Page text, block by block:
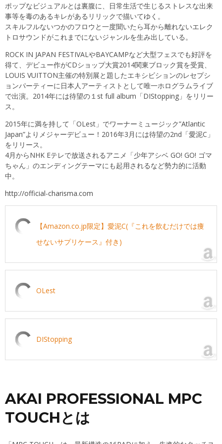
ポップなビジュアルとは裏腹に、日常生活で生じるストレスな出来
事等を毒のあるキレがあるリリックで描いてゆく。
スキルフルないつかのフロウと一度聞いたら耳から離れないエレク
トロサウンドがこれまでにないジャンルを生み出している。
ROCK IN JAPAN FESTIVALやBAYCAMPなど大型フェスでも好評を
得て、デビュー作がCDショップ大賞2014関東ブロック賞を受賞、
LOUIS VUITTON主催の特別展と題したエキシビションのレセプシ
ョンパーティーに日本人アーティストとして唯一ホログラムライブ
で出演。2014年には待望の１st full album「DIStopping」をリリー
ス。
2015年に満を持して「OLest」でワーナーミュージック”Atlantic
Japan”よりメジャーデビュー！2016年3月には待望の2nd「愛泥C」
をリリース。
4月からNHK Eテレで放送されるアニメ「少年アシベ GO! GO! ゴマ
ちゃん」のエンディングテーマにも起用されるなど勢力的に活動
中。
http://official-charisma.com
【Amazon.co.jp限定】愛泥C(『これを飲むだけでは痩
せないサプリケース』付き)
OLest
DIStopping
AKAI PROFESSIONAL MPC
TOUCHとは